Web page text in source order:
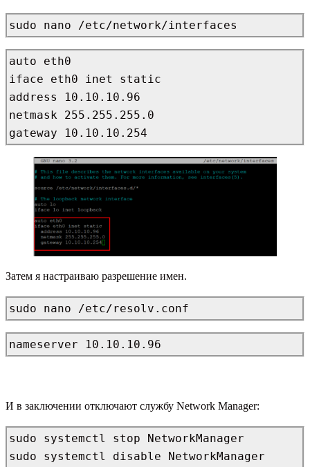
sudo nano /etc/network/interfaces
auto eth0
iface eth0 inet static
address 10.10.10.96
netmask 255.255.255.0
gateway 10.10.10.254
Затем я настраиваю разрешение имен.
sudo nano /etc/resolv.conf
nameserver 10.10.10.96
И в заключении отключают службу Network Manager:
sudo systemctl stop NetworkManager
sudo systemctl disable NetworkManager